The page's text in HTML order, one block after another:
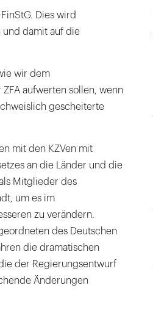
Dies wird
und damit auf die
wir dem
aufwerten sollen, wenn
gescheiterte
mit den KZVen mit
an die Länder und die
Mitglieder des
um es im
zu verändern.
des Deutschen
die dramatischen
der Regierungsentwurf
Änderungen